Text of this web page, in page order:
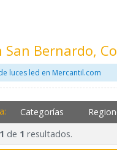
San Bernardo,
luces led en Mercantil.com
Categorías
1 de 1 resultados.